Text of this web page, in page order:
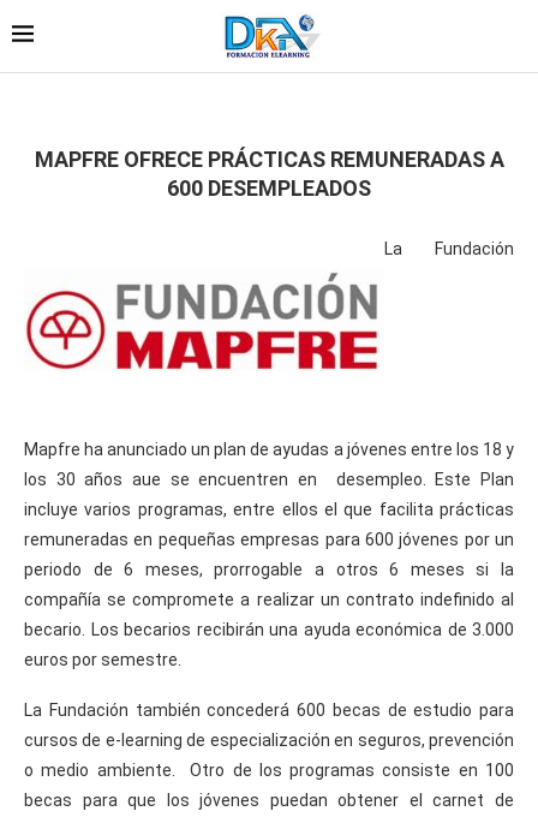
MAPFRE OFRECE PRÁCTICAS REMUNERADAS A
600 DESEMPLEADOS
La Fundación
Mapfre ha anunciado un plan de ayudas a jóvenes entre los 18 y
los 30 años aue se encuentren en desempleo. Este Plan
incluye varios programas, entre ellos el que facilita prácticas
remuneradas en pequeñas empresas para 600 jóvenes por un
periodo de 6 meses, prorrogable a otros 6 meses si la
compañía se compromete a realizar un contrato indefinido al
becario. Los becarios recibirán una ayuda económica de 3.000
euros por semestre.
La Fundación también concederá 600 becas de estudio para
cursos de e-learning de especialización en seguros, prevención
o medio ambiente. Otro de los programas consiste en 100
becas para que los jóvenes puedan obtener el carnet de